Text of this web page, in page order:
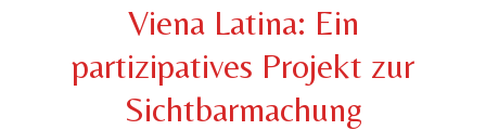
Viena Latina: Ein
partizipatives Projekt zur
Sichtbarmachung